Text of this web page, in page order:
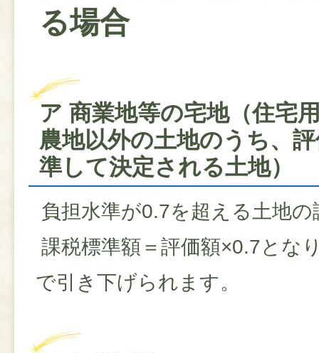
る場合
ア 商業地等の宅地（住宅
農地以外の土地のうち、
準して決定される土地）
負担水準が0.7を超える土地の
課税標準額＝評価額×0.7とな
で引き下げられます。